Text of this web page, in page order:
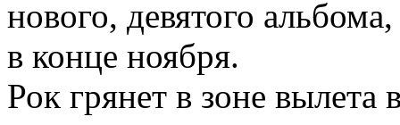
нового, девятого
в конце ноября.
Рок грянет в зоне вылета